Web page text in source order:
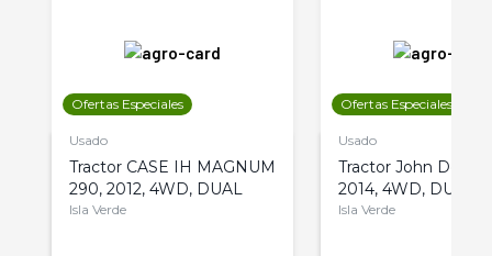
Ofertas Especiales
Usado
Tractor CASE IH MAGNUM
290, 2012, 4WD, DUAL
Isla Verde
Ofertas Especiales
Usado
Tractor John Deere
2014, 4WD, DUAL
Isla Verde